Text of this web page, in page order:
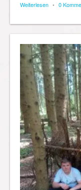
Weiterlesen • 0